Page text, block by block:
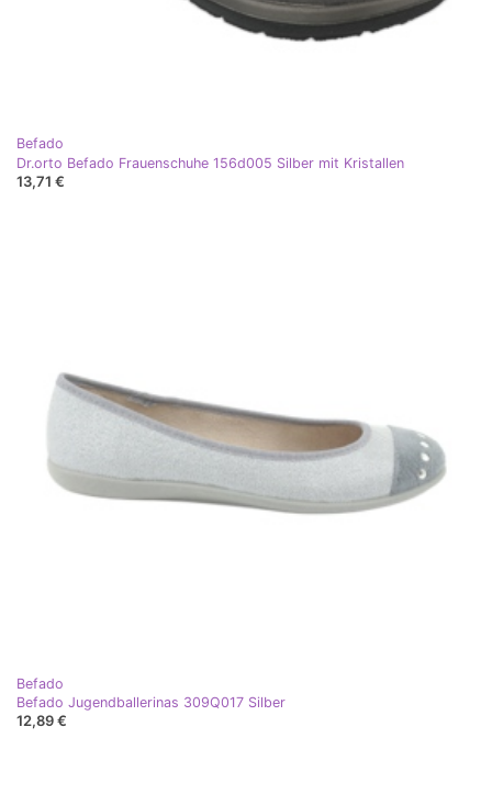
Befado
Dr.orto Befado Frauenschuhe 156d005 Silber mit Kristallen
13,71 €
Befado
Befado Jugendballerinas 309Q017 Silber
12,89 €